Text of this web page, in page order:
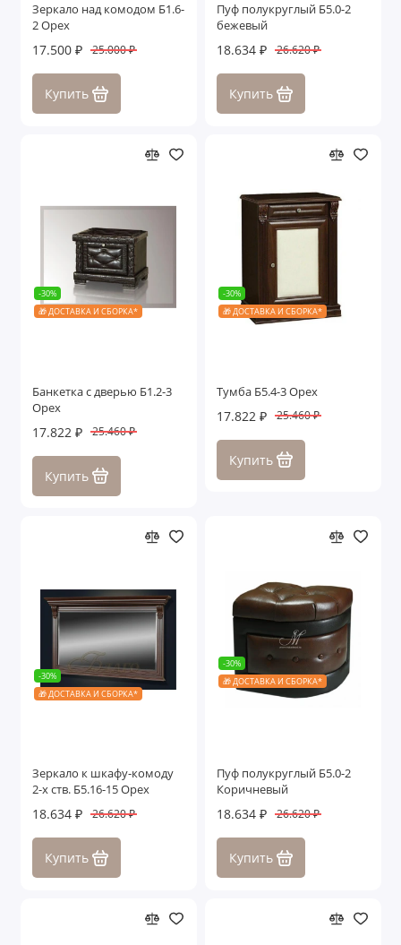
Зеркало над комодом Б1.6-
2 Орех
17.500 ₽ 25.000 ₽
Купить
Пуф полукруглый Б5.0-2
бежевый
18.634 ₽ 26.620 ₽
Купить
-30%
🎁 ДОСТАВКА И СБОРКА*
Банкетка с дверью Б1.2-3
Орех
17.822 ₽ 25.460 ₽
Купить
-30%
🎁 ДОСТАВКА И СБОРКА*
Тумба Б5.4-3 Орех
17.822 ₽ 25.460 ₽
Купить
-30%
🎁 ДОСТАВКА И СБОРКА*
Зеркало к шкафу-комоду
2-х ств. Б5.16-15 Орех
18.634 ₽ 26.620 ₽
Купить
-30%
🎁 ДОСТАВКА И СБОРКА*
Пуф полукруглый Б5.0-2
Коричневый
18.634 ₽ 26.620 ₽
Купить